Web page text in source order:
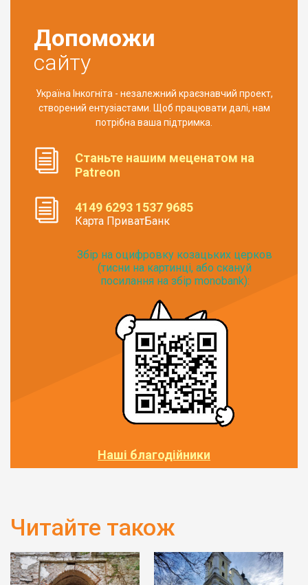
Допоможи
сайту
Україна Інкогніта - незалежний краєзнавчий проект,
створений ентузіастами. Щоб працювати далі, нам
потрібна ваша підтримка.
Станьте нашим меценатом на
Patreon
4149 6293 1537 9685
Карта ПриватБанк
Збір на оцифровку козацьких церков
(тисни на картинці, або скануй
посилання на збір monobank):
Наші благодійники
Читайте також